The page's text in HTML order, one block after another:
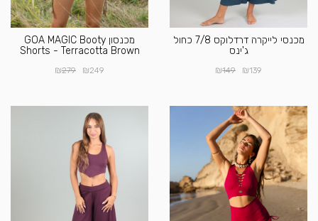
מכנסי לייקרה דרדלוקס 7/8 כחול
ג'ינס
₪139
₪149
מכנסון GOA MAGIC Booty
Shorts - Terracotta Brown
₪249
₪279